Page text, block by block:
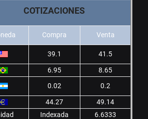
COTIZACIONES
Compra Venta
39.1 41.5
6.95
8.65
0.02
0.2
44.27
49.14
Indexada 6.6333